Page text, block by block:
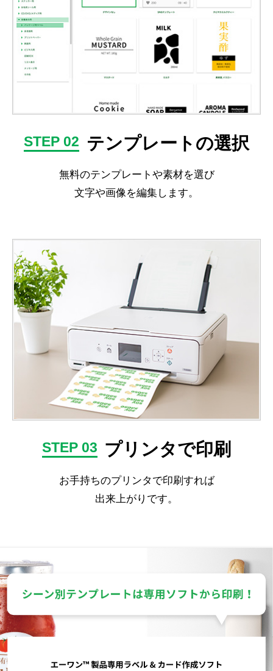
STEP 02 テンプレートの選択
無料のテンプレートや素材を選び
文字や画像を編集します。
STEP 03 プリンタで印刷
お手持ちのプリンタで印刷すれば
出来上がりです。